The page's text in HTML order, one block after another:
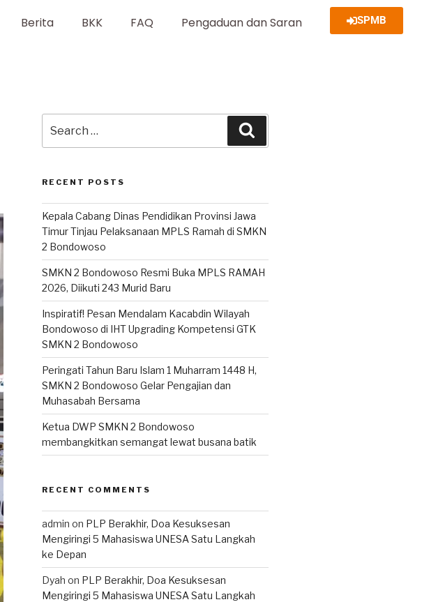
Berita BKK FAQ Pengaduan dan Saran SPMB
RECENT POSTS
Kepala Cabang Dinas Pendidikan Provinsi Jawa
Timur Tinjau Pelaksanaan MPLS Ramah di SMKN
2 Bondowoso
SMKN 2 Bondowoso Resmi Buka MPLS RAMAH
2026, Diikuti 243 Murid Baru
Inspiratif! Pesan Mendalam Kacabdin Wilayah
Bondowoso di IHT Upgrading Kompetensi GTK
SMKN 2 Bondowoso
Peringati Tahun Baru Islam 1 Muharram 1448 H,
SMKN 2 Bondowoso Gelar Pengajian dan
Muhasabah Bersama
Ketua DWP SMKN 2 Bondowoso
membangkitkan semangat lewat busana batik
RECENT COMMENTS
admin on PLP Berakhir, Doa Kesuksesan
Mengiringi 5 Mahasiswa UNESA Satu Langkah
ke Depan
Dyah on PLP Berakhir, Doa Kesuksesan
Mengiringi 5 Mahasiswa UNESA Satu Langkah